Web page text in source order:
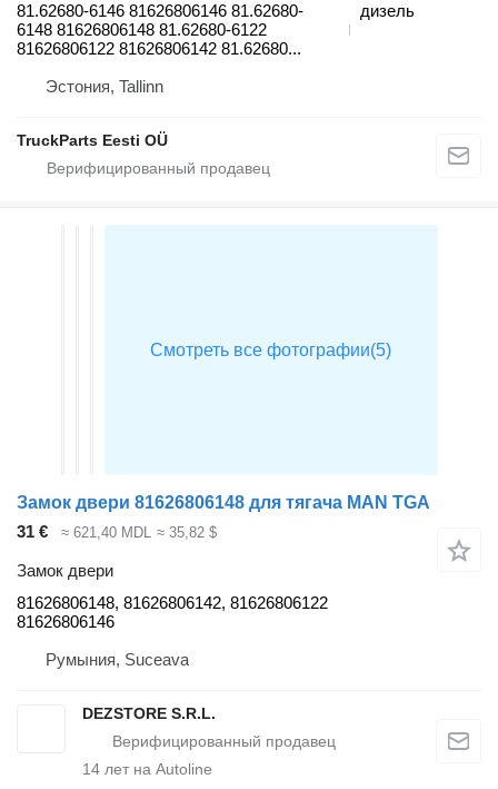
81.62680-6146 81626806146 81.62680-
6148 81626806148 81.62680-6122
81626806122 81626806142 81.62680...
дизель
Эстония, Tallinn
TruckParts Eesti OÜ
Замок двери 81626806148 для тягача MAN TGA
31 €
≈ 621,40 MDL ≈ 35,82 $
Замок двери
81626806148, 81626806142, 81626806122
81626806146
Румыния, Suceava
DEZSTORE S.R.L.
14 лет на Autoline